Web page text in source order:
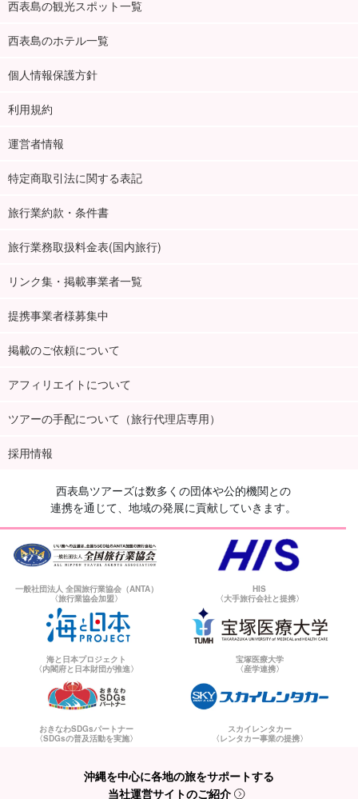
西表島の観光スポット一覧
西表島のホテル一覧
個人情報保護方針
利用規約
運営者情報
特定商取引法に関する表記
旅行業約款・条件書
旅行業務取扱料金表(国内旅行)
リンク集・掲載事業者一覧
提携事業者様募集中
掲載のご依頼について
アフィリエイトについて
ツアーの手配について（旅行代理店専用）
採用情報
西表島ツアーズは数多くの団体や公的機関との
連携を通じて、地域の発展に貢献していきます。
一般社団法人 全国旅行業協会（ANTA）
〈旅行業協会加盟〉
HIS
〈大手旅行会社と提携〉
海と日本プロジェクト
〈内閣府と日本財団が推進〉
宝塚医療大学
〈産学連携〉
おきなわSDGsパートナー
〈SDGsの普及活動を実施〉
スカイレンタカー
〈レンタカー事業の提携〉
沖縄を中心に各地の旅をサポートする
当社運営サイトのご紹介